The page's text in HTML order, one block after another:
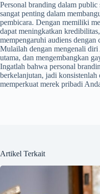
Personal branding dalam
sangat penting dalam
pembicara. Dengan memiliki
dapat meningkatkan
mempengaruhi audiens
Mulailah dengan mengenali diri
utama, dan mengembangkan
Ingatlah bahwa personal
berkelanjutan, jadi konsistenlah
memperkuat merek pribadi
Artikel Terkait